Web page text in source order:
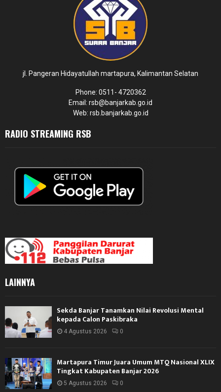
jl. Pangeran Hidayatullah martapura, Kalimantan Selatan
Phone: 0511- 4720362
Email: rsb@banjarkab.go.id
Web: rsb.banjarkab.go.id
RADIO STREAMING RSB
LAINNYA
Sekda Banjar Tanamkan Nilai Revolusi Mental
kepada Calon Paskibraka
4 Agustus 2026 0
Martapura Timur Juara Umum MTQ Nasional XLIX
Tingkat Kabupaten Banjar 2026
5 Agustus 2026 0